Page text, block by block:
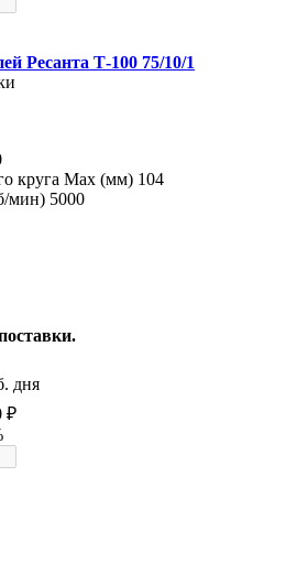
Ресанта Т-100 75/10/1
круга Max (мм) 104
мин) 5000
дня
₽